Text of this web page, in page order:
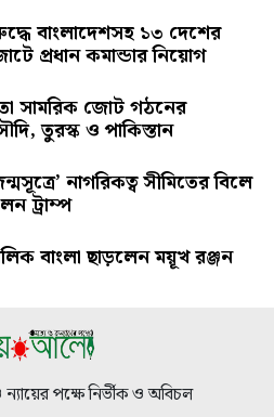
বাংলাদেশসহ ১৩ দেশের
প্রধান কমান্ডার নিয়োগ
সামরিক জোট গঠনের
তুরস্ক ও পাকিস্তান
নাগরিকত্ব সীমিতের বিলে
ট্রাম্প
বাংলা ছাড়লেন ময়ূখ রঞ্জন
পক্ষে নির্ভীক ও অবিচল